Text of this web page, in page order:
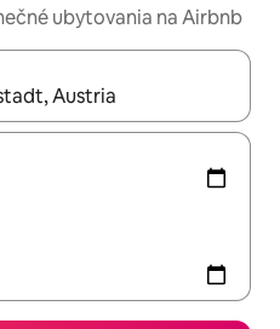
ubytovania na Airbnb
môžete si ich prechádzať